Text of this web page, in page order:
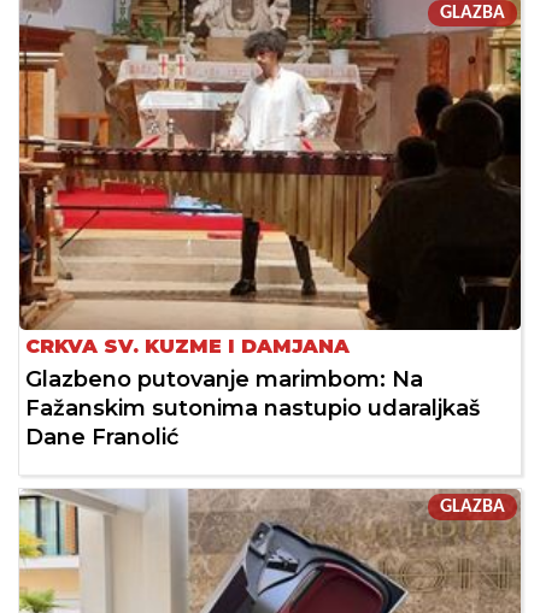
GLAZBA
CRKVA SV. KUZME I DAMJANA
Glazbeno putovanje marimbom: Na
Fažanskim sutonima nastupio udaraljkaš
Dane Franolić
GLAZBA